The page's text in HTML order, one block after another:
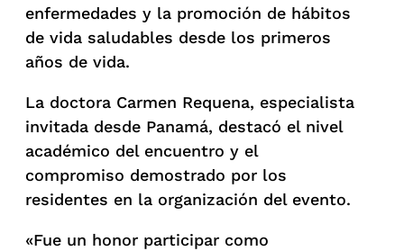
enfermedades y la promoción de hábitos
de vida saludables desde los primeros
años de vida.
La doctora Carmen Requena, especialista
invitada desde Panamá, destacó el nivel
académico del encuentro y el
compromiso demostrado por los
residentes en la organización del evento.
«Fue un honor participar como